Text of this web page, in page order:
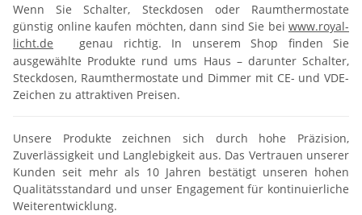
Wenn Sie Schalter, Steckdosen oder Raumthermostate
günstig online kaufen möchten, dann sind Sie bei www.royal-
licht.de
genau richtig. In unserem Shop finden Sie
ausgewählte Produkte rund ums Haus – darunter Schalter,
Steckdosen, Raumthermostate und Dimmer mit CE- und VDE-
Zeichen zu attraktiven Preisen.
Unsere Produkte zeichnen sich durch hohe Präzision,
Zuverlässigkeit und Langlebigkeit aus. Das Vertrauen unserer
Kunden seit mehr als 10 Jahren bestätigt unseren hohen
Qualitätsstandard und unser Engagement für kontinuierliche
Weiterentwicklung.